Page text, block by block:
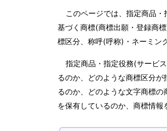
このページでは、指定商品
基づく商標(商標出願・登録商
標区分、称呼(呼称)・ネーミン
指定商品・指定役務(サービ
るのか、どのような商標区分
るのか、どのような文字商標
を保有しているのか、商標情報